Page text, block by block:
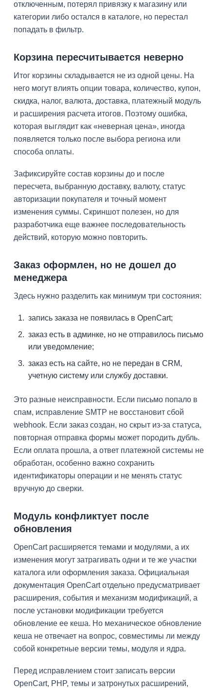
отключенным, потерял привязку к магазину или
категории либо остался в каталоге, но перестал
попадать в фильтр.
Корзина пересчитывается неверно
Итог корзины складывается не из одной цены. На
него могут влиять опции товара, количество, купон,
скидка, налог, валюта, доставка, платежный модуль
и расширения расчета итогов. Поэтому ошибка,
которая выглядит как «неверная цена», иногда
появляется только после выбора региона или
способа оплаты.
Зафиксируйте состав корзины до и после
пересчета, выбранную доставку, валюту, статус
авторизации покупателя и точный момент
изменения суммы. Скриншот полезен, но для
разработчика еще важнее последовательность
действий, которую можно повторить.
Заказ оформлен, но не дошел до
менеджера
Здесь нужно разделить как минимум три состояния:
запись заказа не появилась в OpenCart;
заказ есть в админке, но не отправилось письмо
или уведомление;
заказ есть на сайте, но не передан в CRM,
учетную систему или службу доставки.
Это разные неисправности. Если письмо попало в
спам, исправление SMTP не восстановит сбой
webhook. Если заказ создан, но скрыт из-за статуса,
повторная отправка формы может породить дубль.
Если оплата прошла, а ответ платежной системы не
обработан, особенно важно сохранить
идентификаторы операции и не менять статус
вручную до сверки.
Модуль конфликтует после
обновления
OpenCart расширяется темами и модулями, а их
изменения могут затрагивать одни и те же участки
каталога или оформления заказа. Официальная
документация OpenCart отдельно предусматривает
расширения, события и механизм модификаций, а
после установки модификации требуется
обновление ее кеша. Но механическое обновление
кеша не отвечает на вопрос, совместимы ли между
собой конкретные версии темы, модуля и ядра.
Перед исправлением стоит записать версии
OpenCart, PHP, темы и затронутых расширений,